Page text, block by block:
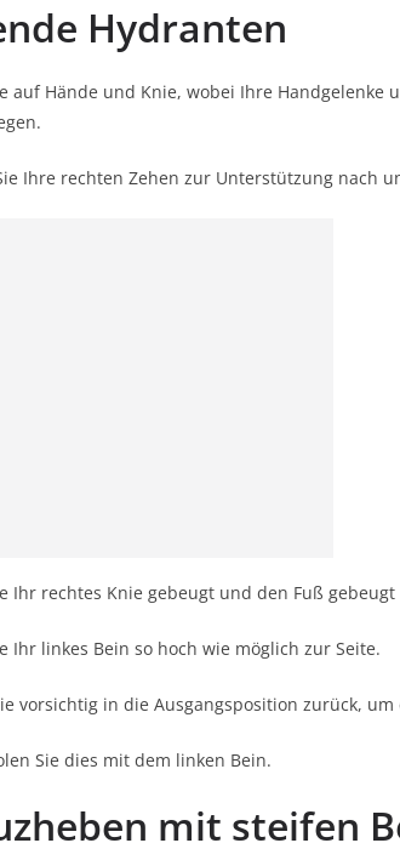
Hydranten
auf Hände und Knie, wobei Ihre
Ihre rechten Zehen zur Unterstützung nach
Ihr rechtes Knie gebeugt und den Fuß
Ihr linkes Bein so hoch wie möglich zur Seite.
vorsichtig in die Ausgangsposition zurück,
Sie dies mit dem linken Bein.
mit steifen